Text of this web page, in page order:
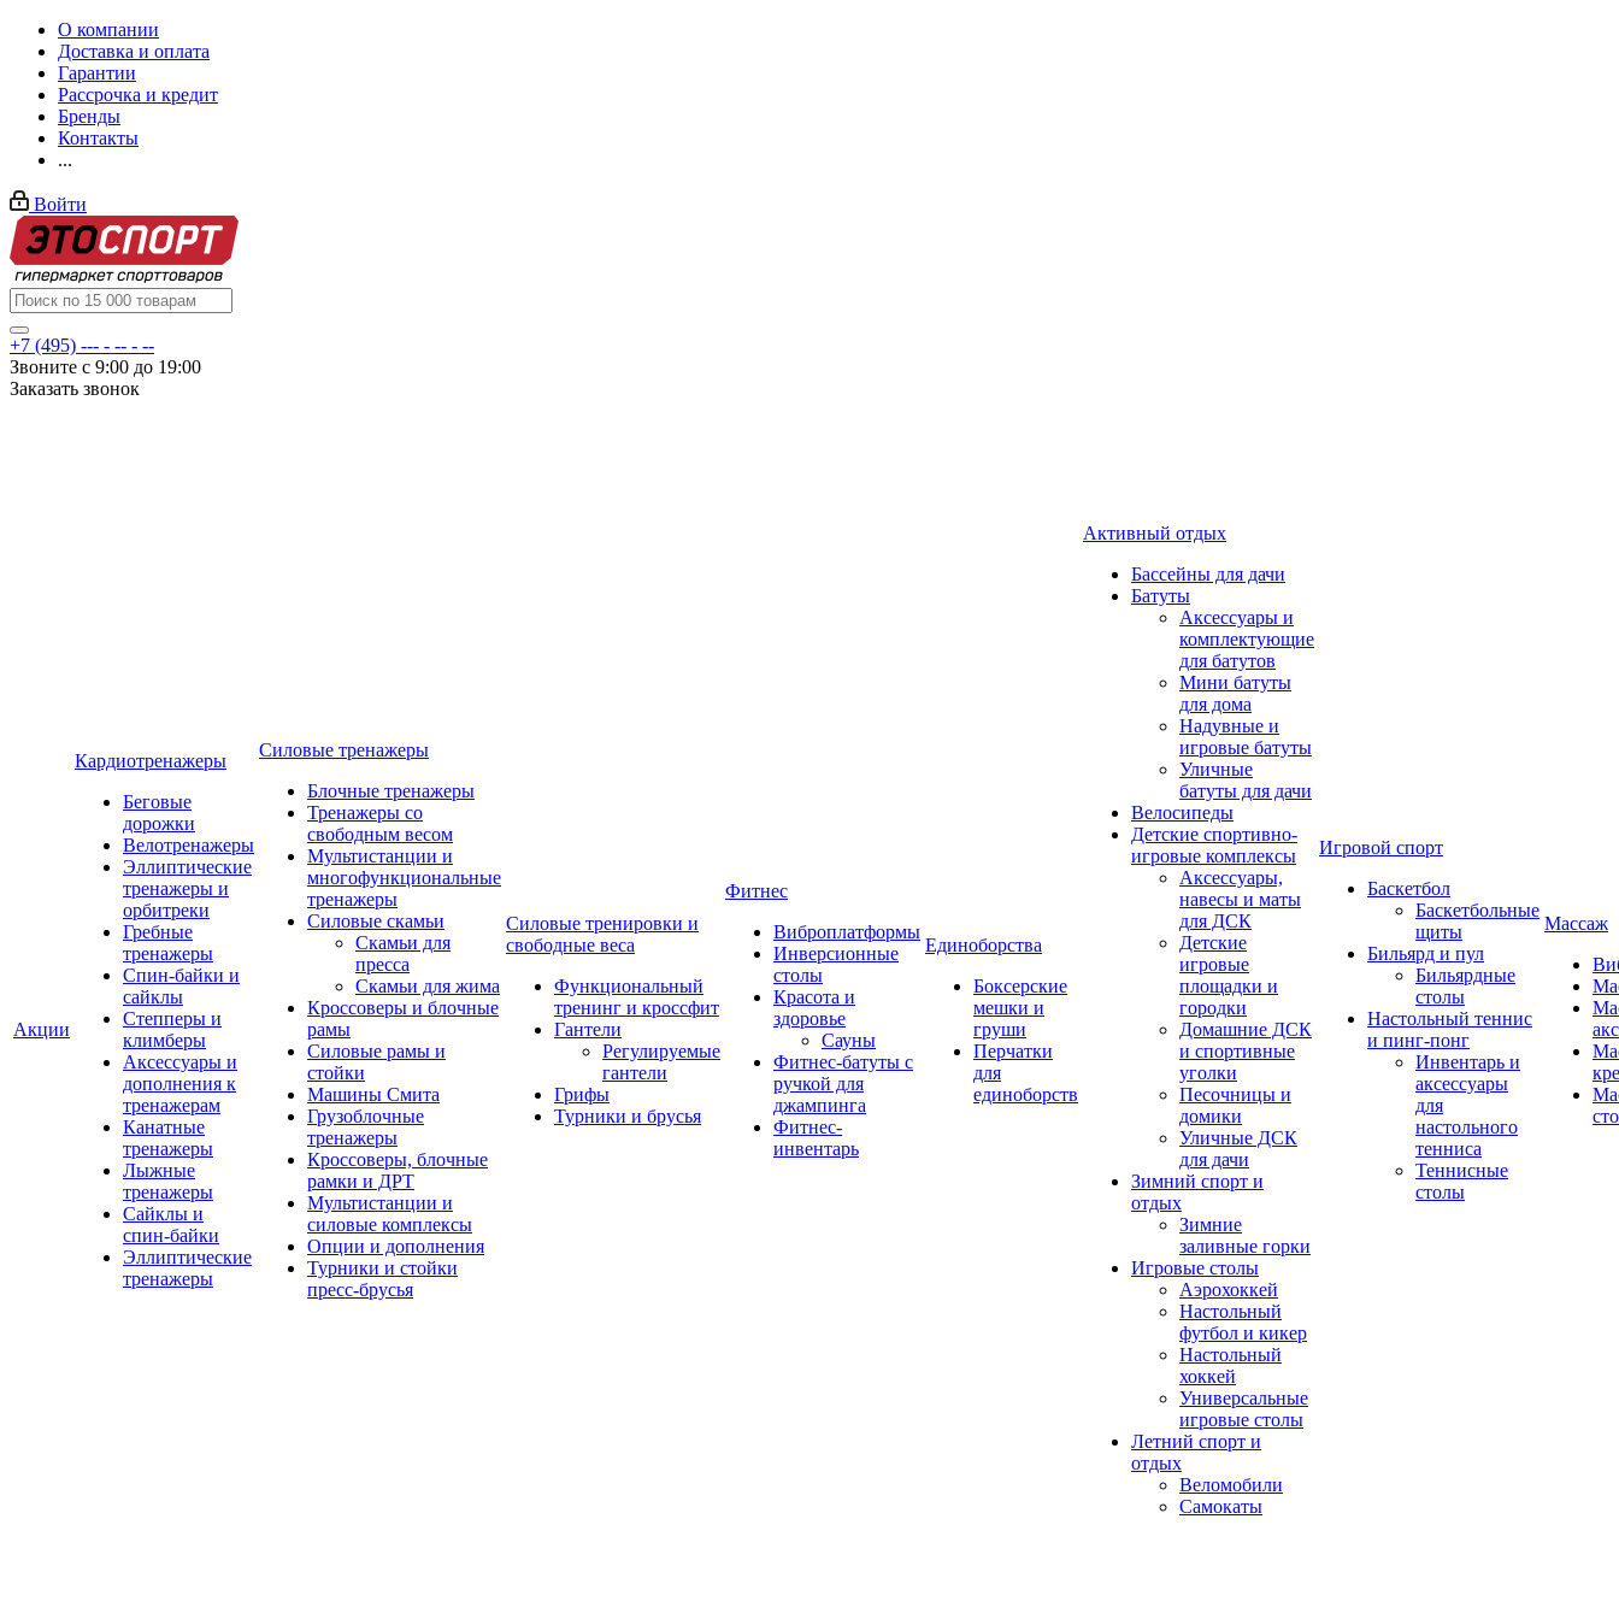
О компании
Доставка и оплата
Гарантии
Рассрочка и кредит
Бренды
Контакты
...
Войти
+7 (495) --- - -- - --
Звоните с 9:00 до 19:00
Заказать звонок
Акции
Кардиотренажеры
Беговые
дорожки
Велотренажеры
Эллиптические
тренажеры и
орбитреки
Гребные
тренажеры
Спин-байки и
сайклы
Степперы и
климберы
Аксессуары и
дополнения к
тренажерам
Канатные
тренажеры
Лыжные
тренажеры
Сайклы и
спин-байки
Эллиптические
тренажеры
Силовые тренажеры
Блочные тренажеры
Тренажеры со
свободным весом
Мультистанции и
многофункциональные
тренажеры
Силовые скамьи
Скамьи для
пресса
Скамьи для жима
Кроссоверы и блочные
рамы
Силовые рамы и
стойки
Машины Смита
Грузоблочные
тренажеры
Кроссоверы, блочные
рамки и ДРТ
Мультистанции и
силовые комплексы
Опции и дополнения
Турники и стойки
пресс-брусья
Силовые тренировки и
свободные веса
Функциональный
тренинг и кроссфит
Гантели
Регулируемые
гантели
Грифы
Турники и брусья
Фитнес
Виброплатформы
Инверсионные
столы
Красота и
здоровье
Сауны
Фитнес-батуты с
ручкой для
джампинга
Фитнес-
инвентарь
Единоборства
Боксерские
мешки и
груши
Перчатки
для
единоборств
Активный отдых
Бассейны для дачи
Батуты
Аксессуары и
комплектующие
для батутов
Мини батуты
для дома
Надувные и
игровые батуты
Уличные
батуты для дачи
Велосипеды
Детские спортивно-
игровые комплексы
Аксессуары,
навесы и маты
для ДСК
Детские
игровые
площадки и
городки
Домашние ДСК
и спортивные
уголки
Песочницы и
домики
Уличные ДСК
для дачи
Зимний спорт и
отдых
Зимние
заливные горки
Игровые столы
Аэрохоккей
Настольный
футбол и кикер
Настольный
хоккей
Универсальные
игровые столы
Летний спорт и
отдых
Веломобили
Самокаты
Игровой спорт
Баскетбол
Баскетбольные
щиты
Бильярд и пул
Бильярдные
столы
Настольный теннис
и пинг-понг
Инвентарь и
аксессуары
для
настольного
тенниса
Теннисные
столы
Массаж